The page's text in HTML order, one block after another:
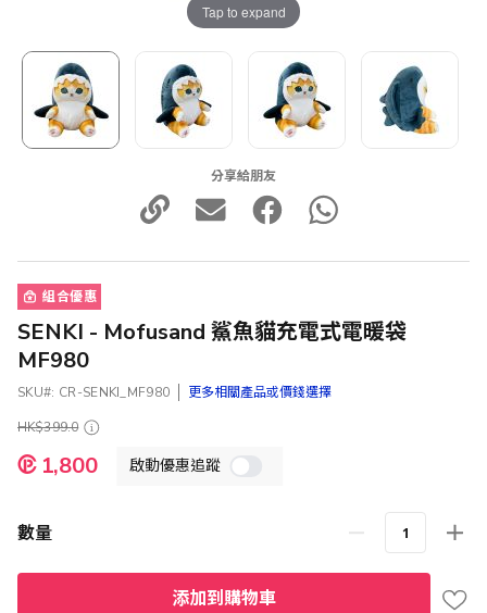
Tap to expand
分享給朋友
組合優惠
SENKI - Mofusand 鯊魚貓充電式電暖袋
MF980
SKU CR-SENKI_MF980
更多相關產品或價錢選擇
HK$399.0
特
殊
啟動優惠追蹤
1,800
數量
添加到購物車